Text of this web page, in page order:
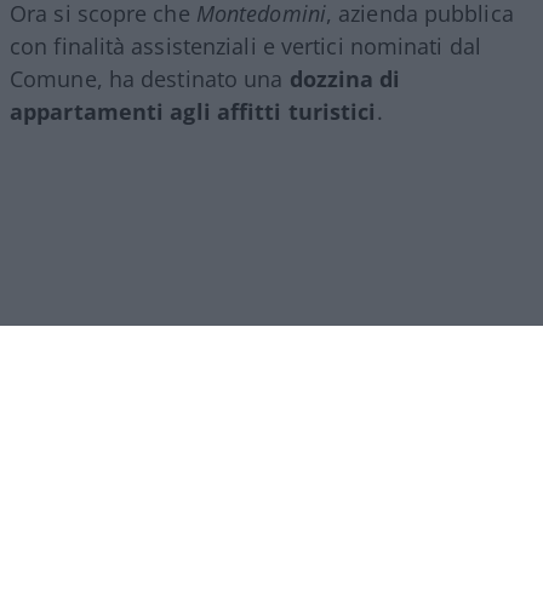
Ora si scopre che Montedomini, azienda pubblica
con finalità assistenziali e vertici nominati dal
Comune, ha destinato una dozzina di
appartamenti agli affitti turistici.